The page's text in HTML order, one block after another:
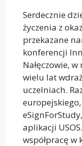
Serdecznie
życzenia z
przekazane
konferencji
Nałęczowie,
wielu lat
uczelniach.
aplikacji
współpracę w